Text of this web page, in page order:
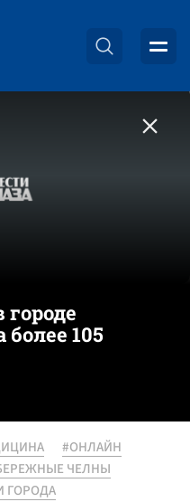
городе
105
#ОНЛАЙН
ЧЕЛНЫ
ГОРОДА